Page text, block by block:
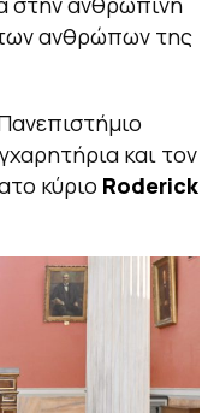
ανθρώπων της
και τον
κύριο Roderick